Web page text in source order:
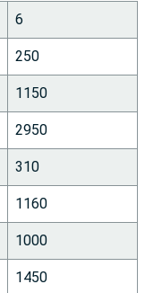
6
250
1150
2950
310
1160
1000
1450